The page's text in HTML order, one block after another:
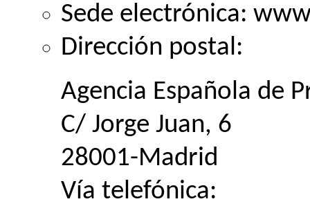
Sede electrónica:
Dirección postal:
Agencia Española de
C/ Jorge Juan, 6
28001-Madrid
Vía telefónica: